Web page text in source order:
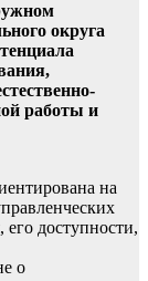
округа
работы и
на
его доступности,
о